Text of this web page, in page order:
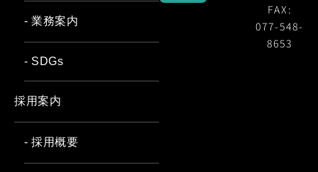
FAX:
077-548-
8653
- 業務案内
- SDGs
採用案内
- 採用概要